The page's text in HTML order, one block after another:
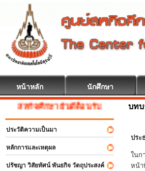
หน้าหลัก นักศึกษา
สหกิจศึกษา ยินดีต้อนรับ
ประวัติความเป็นมา
หลักการและเหตุผล
ปรัชญา วิสัยทัศน์ พันธกิจ วัตถุประสงค์
บทบ
ประ
ในก
หน้า